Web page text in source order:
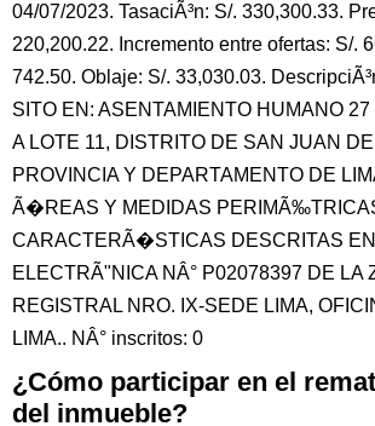
04/07/2023. TasaciÃ³n: S/. 330,300.33.
220,200.22. Incremento entre ofertas: S/.
742.50. Oblaje: S/. 33,030.03.
SITO EN: ASENTAMIENTO HUMANO
A LOTE 11, DISTRITO DE SAN JUAN
PROVINCIA Y DEPARTAMENTO DE
Ã�REAS Y MEDIDAS
CARACTERÃ�STICAS DESCRITAS
ELECTRÃ"NICA NÂ° P02078397 DE LA
REGISTRAL NRO. IX-SEDE LIMA,
LIMA.. NÂ° inscritos: 0
¿Cómo participar en el
del inmueble?